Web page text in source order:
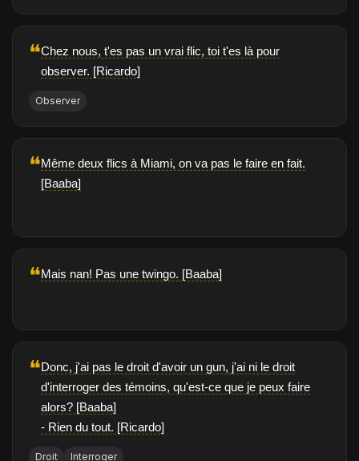
❝Chez nous, t'es pas un vrai flic, toi t'es là pour
observer. [Ricardo]
Observer
❝Même deux flics à Miami, on va pas le faire en fait.
[Baaba]
❝Mais nan! Pas une twingo. [Baaba]
❝Donc, j'ai pas le droit d'avoir un gun, j'ai ni le droit
d'interroger des témoins, qu'est-ce que je peux faire
alors? [Baaba]
- Rien du tout. [Ricardo]
Droit Interroger